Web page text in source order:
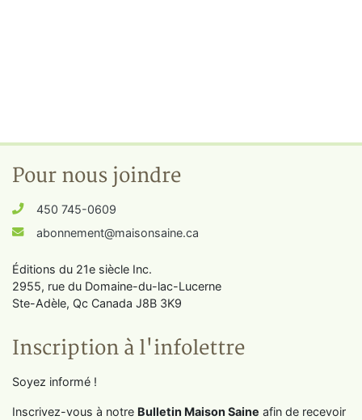
Pour nous joindre
450 745-0609
abonnement@maisonsaine.ca
Éditions du 21e siècle Inc.
2955, rue du Domaine-du-lac-Lucerne
Ste-Adèle, Qc Canada J8B 3K9
Inscription à l'infolettre
Soyez informé !
Inscrivez-vous à notre Bulletin Maison Saine afin de recevoir